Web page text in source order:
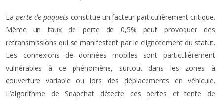
Laperte de paquets constitue un facteur particulièrement critique.
Même un taux de perte de 0,5% peut provoquer des
retransmissions qui se manifestent par le clignotement du statut.
Les connexions de données mobiles sont particulièrement
vulnérables à ce phénomène, surtout dans les zones à
couverture variable ou lors des déplacements en véhicule.
L’algorithme de Snapchat détecte ces pertes et tente de